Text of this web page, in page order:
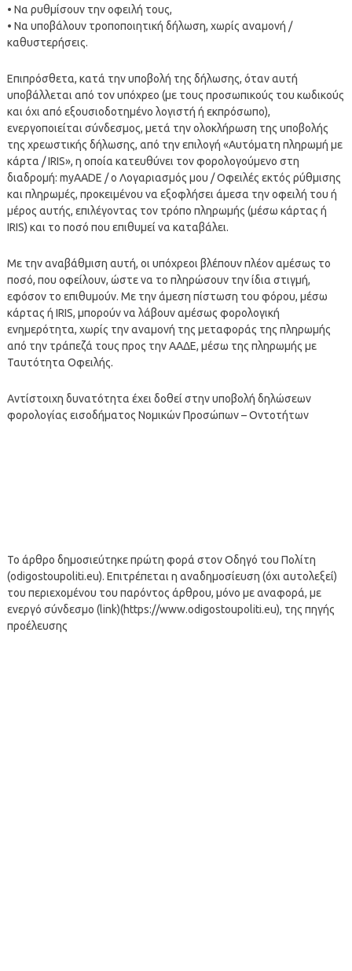
• Να ρυθμίσουν την οφειλή τους,
• Να υποβάλουν τροποποιητική δήλωση, χωρίς αναμονή /
καθυστερήσεις.
Επιπρόσθετα, κατά την υποβολή της δήλωσης, όταν αυτή
υποβάλλεται από τον υπόχρεο (με τους προσωπικούς του κωδικούς
και όχι από εξουσιοδοτημένο λογιστή ή εκπρόσωπο),
ενεργοποιείται σύνδεσμος, μετά την ολοκλήρωση της υποβολής
της χρεωστικής δήλωσης, από την επιλογή «Αυτόματη πληρωμή με
κάρτα / IRIS», η οποία κατευθύνει τον φορολογούμενο στη
διαδρομή: myAADE / ο Λογαριασμός μου / Οφειλές εκτός ρύθμισης
και πληρωμές, προκειμένου να εξοφλήσει άμεσα την οφειλή του ή
μέρος αυτής, επιλέγοντας τον τρόπο πληρωμής (μέσω κάρτας ή
IRIS) και το ποσό που επιθυμεί να καταβάλει.
Με την αναβάθμιση αυτή, οι υπόχρεοι βλέπουν πλέον αμέσως το
ποσό, που οφείλουν, ώστε να το πληρώσουν την ίδια στιγμή,
εφόσον το επιθυμούν. Με την άμεση πίστωση του φόρου, μέσω
κάρτας ή IRIS, μπορούν να λάβουν αμέσως φορολογική
ενημερότητα, χωρίς την αναμονή της μεταφοράς της πληρωμής
από την τράπεζά τους προς την ΑΑΔΕ, μέσω της πληρωμής με
Ταυτότητα Οφειλής.
Αντίστοιχη δυνατότητα έχει δοθεί στην υποβολή δηλώσεων
φορολογίας εισοδήματος Νομικών Προσώπων – Οντοτήτων
Το άρθρο δημοσιεύτηκε πρώτη φορά στον Οδηγό του Πολίτη
(odigostoupoliti.eu). Επιτρέπεται η αναδημοσίευση (όχι αυτολεξεί)
του περιεχομένου του παρόντος άρθρου, μόνο με αναφορά, με
ενεργό σύνδεσμο (link)(https://www.odigostoupoliti.eu), της πηγής
προέλευσης